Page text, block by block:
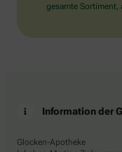
gesamte
Information der
Glocken-Apotheke